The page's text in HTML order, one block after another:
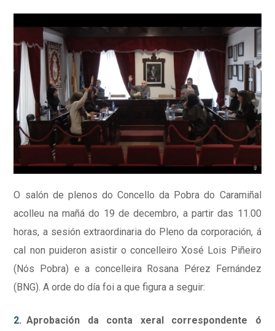
O salón de plenos do Concello da Pobra do Caramiñal
acolleu na mañá do 19 de decembro, a partir das 11.00
horas, a sesión extraordinaria do Pleno da corporación, á
cal non puideron asistir o concelleiro Xosé Lois Piñeiro
(Nós Pobra) e a concelleira Rosana Pérez Fernández
(BNG). A orde do día foi a que figura a seguir:
Aprobación da conta xeral correspondente ó